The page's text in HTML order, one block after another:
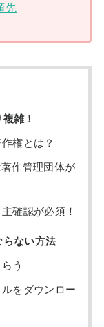
先
雑！
権とは？
作管理団体が
確認が必須！
らない方法
う
をダウンロー